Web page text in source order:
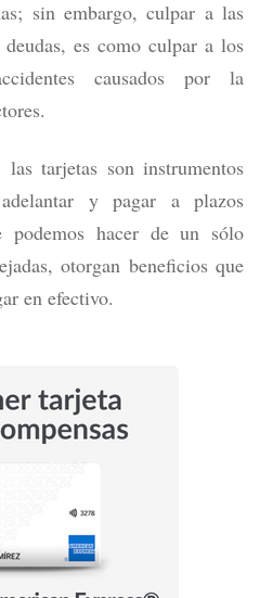
sin embargo, culpar a las
es como culpar a los
causados por la
las tarjetas son instrumentos
y pagar a plazos
podemos hacer de un sólo
otorgan beneficios que
en efectivo.